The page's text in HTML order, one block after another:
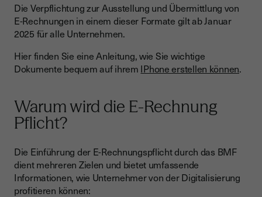
Die Verpflichtung zur Ausstellung und Übermittlung von
E-Rechnungen in einem dieser Formate gilt ab Januar
2025 für alle Unternehmen.
Hier finden Sie eine Anleitung, wie Sie wichtige
Dokumente bequem auf ihrem IPhone erstellen können.
Warum wird die E-Rechnung
Pflicht?
Die Einführung der E-Rechnungspflicht durch das BMF
dient mehreren Zielen und bietet umfassende
Informationen, wie Unternehmer von der Digitalisierung
profitieren können: